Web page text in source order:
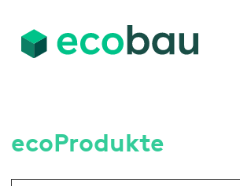
ecoProdukte